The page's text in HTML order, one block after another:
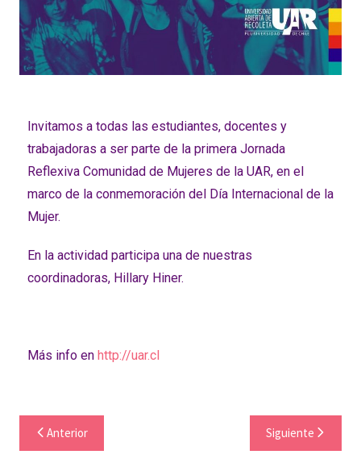
Invitamos a todas las estudiantes, docentes y
trabajadoras a ser parte de la primera Jornada
Reflexiva Comunidad de Mujeres de la UAR, en el
marco de la conmemoración del Día Internacional de la
Mujer.
En la actividad participa una de nuestras
coordinadoras, Hillary Hiner.
Más info en http://uar.cl
Anterior Siguiente